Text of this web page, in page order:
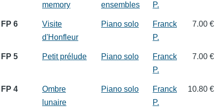
memory
ensembles
P.
FP 6
Visite
d'Honfleur
Piano solo
Franck
P.
7.00 €
FP 5 Petit prélude Piano solo
Franck
P.
7.00 €
FP 4
Ombre
lunaire
Piano solo
Franck
P.
10.80 €